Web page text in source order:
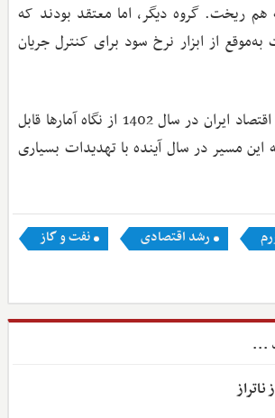
هم ریخت. گروه دیگر، اما معتقد بودند که
از ابزار نرخ سود برای کنترل جریان
در مجموع وضعیت اقتصاد ایران در سال 1402 از نگاه آمارها قابل
این مسیر در سال آینده با تهدیدات بسیاری
رشد اقتصادی
نفت و گاز
...
ناتراز